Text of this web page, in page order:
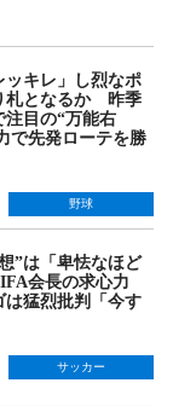
ッキレ」し烈なポ
札となるか 昨季
目の“万能右
で先発ローテを勝
野球
”は「卑怯なほど
会長の求心力
は猛烈批判「今す
サッカー